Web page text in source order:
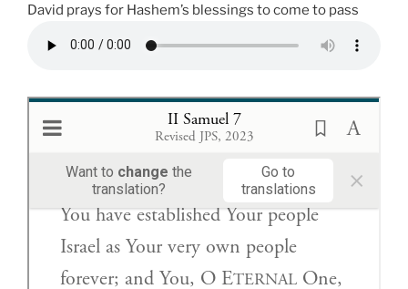
David prays for Hashem’s blessings to come to pass